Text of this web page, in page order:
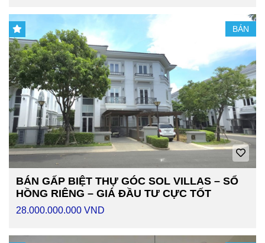
BÁN
BÁN GẤP BIỆT THỰ GÓC SOL VILLAS – SỔ
HỒNG RIÊNG – GIÁ ĐẦU TƯ CỰC TỐT
28.000.000.000 VND